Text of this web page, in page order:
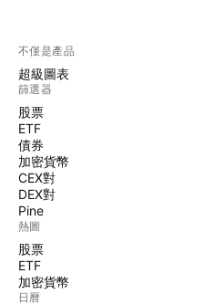
不僅是產品
超級圖表
篩選器
股票
ETF
債券
加密貨幣
CEX對
DEX對
Pine
熱圖
股票
ETF
加密貨幣
日曆